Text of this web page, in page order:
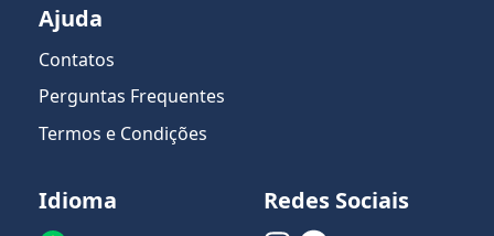
Ajuda
Contatos
Perguntas Frequentes
Termos e Condições
Idioma Redes Sociais